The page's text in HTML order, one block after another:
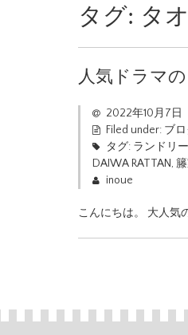
タグ: タ
人気ドラマ
2022年10月7日
Filed under: ブ
タグ: ランドリー
DAIWA RATTAN,
inoue
こんにちは。 大人気